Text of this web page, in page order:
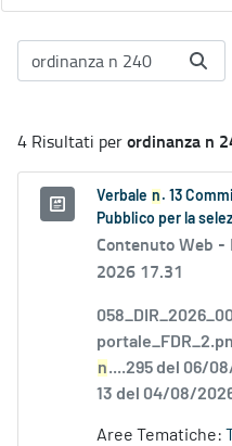
4 Risultati perordinanza n
Verbale n . 13
Pubblico per la
Contenuto Web -
2026 17.31
n....295 del 06/
13 del 04/08/
Aree Tematiche: